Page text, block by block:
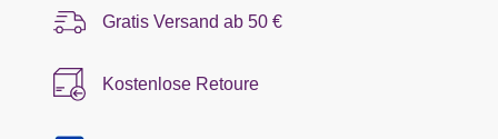
Gratis Versand ab 50 €
Kostenlose Retoure